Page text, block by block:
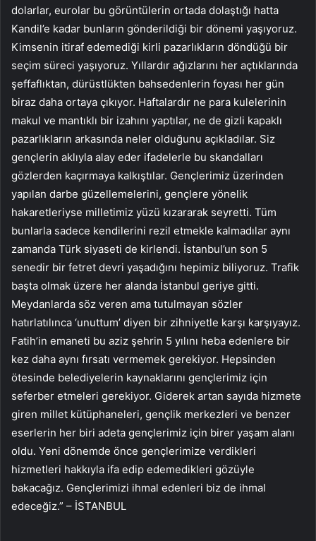
dolarlar, eurolar bu görüntülerin ortada dolaştığı hatta
Kandil’e kadar bunların gönderildiği bir dönemi yaşıyoruz.
Kimsenin itiraf edemediği kirli pazarlıkların döndüğü bir
seçim süreci yaşıyoruz. Yıllardır ağızlarını her açtıklarında
şeffaflıktan, dürüstlükten bahsedenlerin foyası her gün
biraz daha ortaya çıkıyor. Haftalardır ne para kulelerinin
makul ve mantıklı bir izahını yaptılar, ne de gizli kapaklı
pazarlıkların arkasında neler olduğunu açıkladılar. Siz
gençlerin aklıyla alay eder ifadelerle bu skandalları
gözlerden kaçırmaya kalkıştılar. Gençlerimiz üzerinden
yapılan darbe güzellemelerini, gençlere yönelik
hakaretleriyse milletimiz yüzü kızararak seyretti. Tüm
bunlarla sadece kendilerini rezil etmekle kalmadılar aynı
zamanda Türk siyaseti de kirlendi. İstanbul’un son 5
senedir bir fetret devri yaşadığını hepimiz biliyoruz. Trafik
başta olmak üzere her alanda İstanbul geriye gitti.
Meydanlarda söz veren ama tutulmayan sözler
hatırlatılınca ‘unuttum’ diyen bir zihniyetle karşı karşıyayız.
Fatih’in emaneti bu aziz şehrin 5 yılını heba edenlere bir
kez daha aynı fırsatı vermemek gerekiyor. Hepsinden
ötesinde belediyelerin kaynaklarını gençlerimiz için
seferber etmeleri gerekiyor. Giderek artan sayıda hizmete
giren millet kütüphaneleri, gençlik merkezleri ve benzer
eserlerin her biri adeta gençlerimiz için birer yaşam alanı
oldu. Yeni dönemde önce gençlerimize verdikleri
hizmetleri hakkıyla ifa edip edemedikleri gözüyle
bakacağız. Gençlerimizi ihmal edenleri biz de ihmal
edeceğiz.” – İSTANBUL